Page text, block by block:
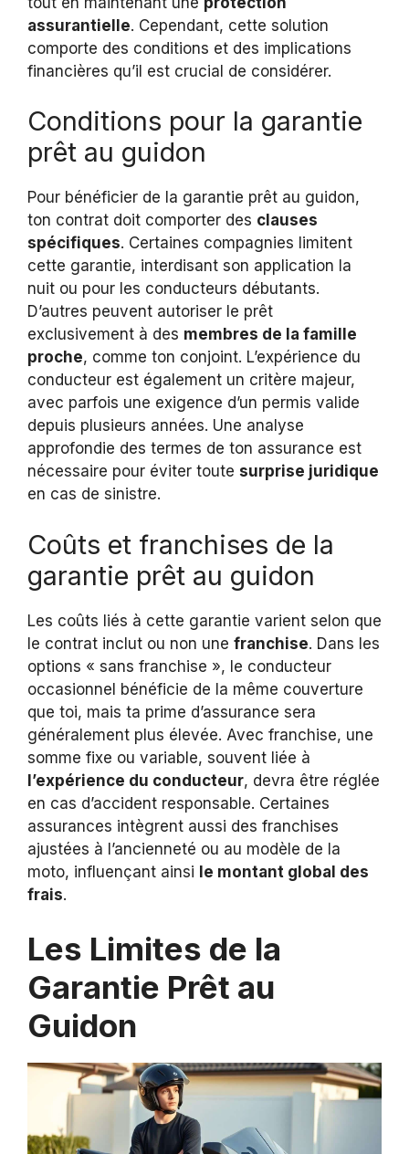
assurantielle. Cependant, cette solution
comporte des conditions et des implications
financières qu’il est crucial de considérer.
Conditions pour la garantie
prêt au guidon
Pour bénéficier de la garantie prêt au guidon,
ton contrat doit comporter des clauses
spécifiques. Certaines compagnies limitent
cette garantie, interdisant son application la
nuit ou pour les conducteurs débutants.
D’autres peuvent autoriser le prêt
exclusivement à des membres de la famille
proche, comme ton conjoint. L’expérience du
conducteur est également un critère majeur,
avec parfois une exigence d’un permis valide
depuis plusieurs années. Une analyse
approfondie des termes de ton assurance est
nécessaire pour éviter toute surprise juridique
en cas de sinistre.
Coûts et franchises de la
garantie prêt au guidon
Les coûts liés à cette garantie varient selon que
le contrat inclut ou non une franchise. Dans les
options « sans franchise », le conducteur
occasionnel bénéficie de la même couverture
que toi, mais ta prime d’assurance sera
généralement plus élevée. Avec franchise, une
somme fixe ou variable, souvent liée à
l’expérience du conducteur, devra être réglée
en cas d’accident responsable. Certaines
assurances intègrent aussi des franchises
ajustées à l’ancienneté ou au modèle de la
moto, influençant ainsi le montant global des
frais.
Les Limites de la
Garantie Prêt au
Guidon